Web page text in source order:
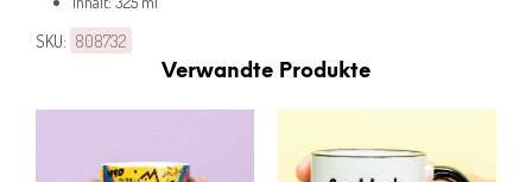
SKU: 808732
Verwandte Produkte